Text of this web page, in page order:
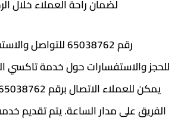
لضمان راحة العملاء خلال
رقم 65038762 للتواصل والاستفسارات
للحجز والاستفسارات حول خدمة تاكسي
الفريق على مدار الساعة. يتم تقديم